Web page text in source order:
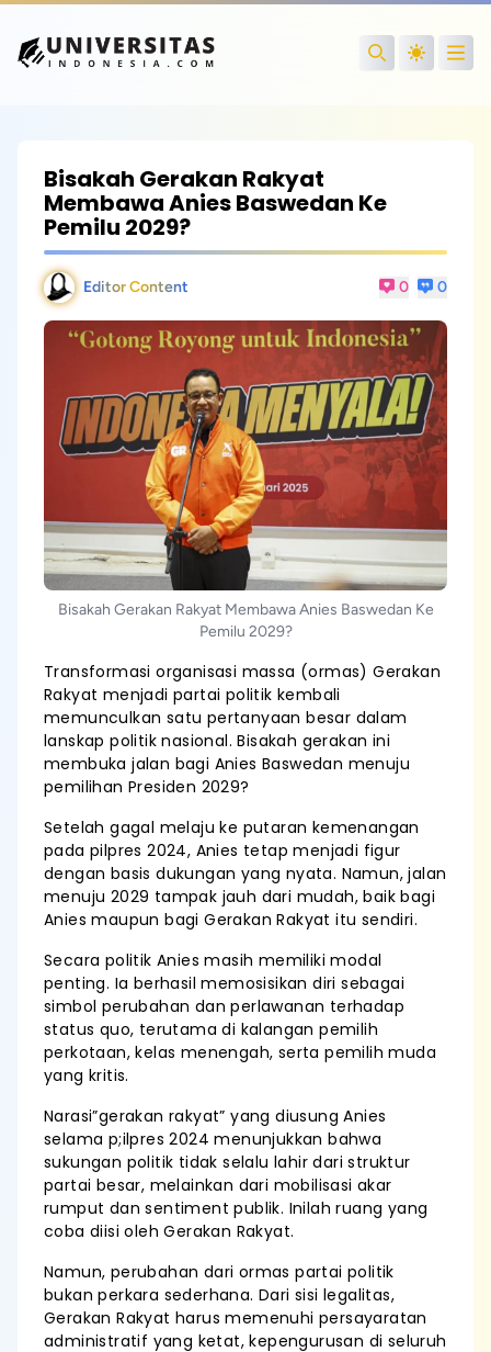
Search
Bisakah Gerakan Rakyat
Membawa Anies Baswedan Ke
Pemilu 2029?
Editor Content 0 0
Bisakah Gerakan Rakyat Membawa Anies Baswedan Ke
Pemilu 2029?
Transformasi organisasi massa (ormas) Gerakan
Rakyat menjadi partai politik kembali
memunculkan satu pertanyaan besar dalam
lanskap politik nasional. Bisakah gerakan ini
membuka jalan bagi Anies Baswedan menuju
pemilihan Presiden 2029?
Setelah gagal melaju ke putaran kemenangan
pada pilpres 2024, Anies tetap menjadi figur
dengan basis dukungan yang nyata. Namun, jalan
menuju 2029 tampak jauh dari mudah, baik bagi
Anies maupun bagi Gerakan Rakyat itu sendiri.
Secara politik Anies masih memiliki modal
penting. Ia berhasil memosisikan diri sebagai
simbol perubahan dan perlawanan terhadap
status quo, terutama di kalangan pemilih
perkotaan, kelas menengah, serta pemilih muda
yang kritis.
Narasi”gerakan rakyat” yang diusung Anies
selama p;ilpres 2024 menunjukkan bahwa
sukungan politik tidak selalu lahir dari struktur
partai besar, melainkan dari mobilisasi akar
rumput dan sentiment publik. Inilah ruang yang
coba diisi oleh Gerakan Rakyat.
Namun, perubahan dari ormas partai politik
bukan perkara sederhana. Dari sisi legalitas,
Gerakan Rakyat harus memenuhi persayaratan
administratif yang ketat, kepengurusan di seluruh